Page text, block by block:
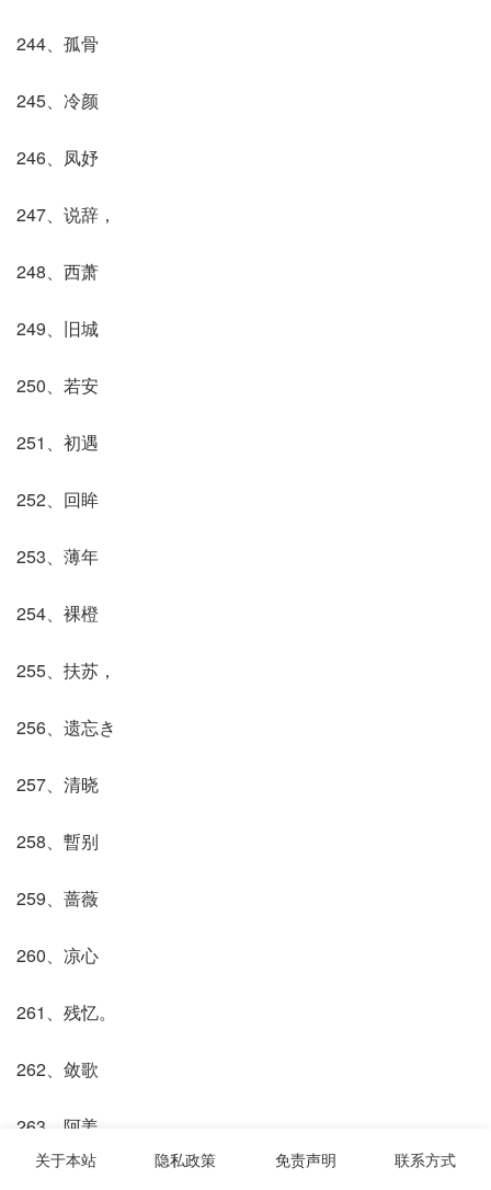
244、孤骨
245、冷颜
246、凤妤
247、说辞，
248、西萧
249、旧城
250、若安
251、初遇
252、回眸
253、薄年
254、裸橙
255、扶苏，
256、遗忘き
257、清晓
258、暫别
259、蔷薇
260、凉心
261、残忆。
262、敛歌
263、阿姜
关于本站 隐私政策 免责声明 联系方式